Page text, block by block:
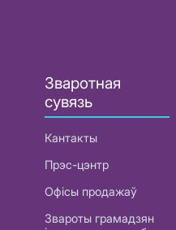
Зваротная
сувязь
Кантакты
Прэс-цэнтр
Офісы продажаў
Звароты грамадзян